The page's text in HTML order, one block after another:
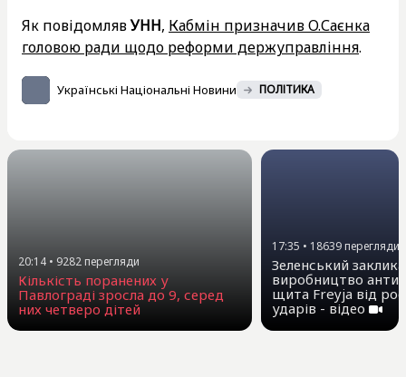
Як повідомлявУНН, Кабмін призначив О.Саєнка
головою ради щодо реформи держуправління.
Українські Національні Новини ПОЛІТИКА
20:14 • 9282 перегляди
Кількість поранених у
Павлограді зросла до 9, серед
них четверо дітей
17:35 • 18639перегляди
Зеленський
виробництво
щита Freyja від
ударів - відео